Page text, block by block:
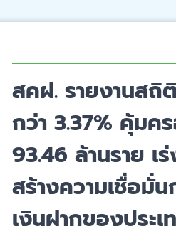
สคฝ. รายงานสถิ
กว่า 3.37% คุ้มค
93.46 ล้านราย เ
สร้างความเชื่อมั่
เงินฝากของประเ